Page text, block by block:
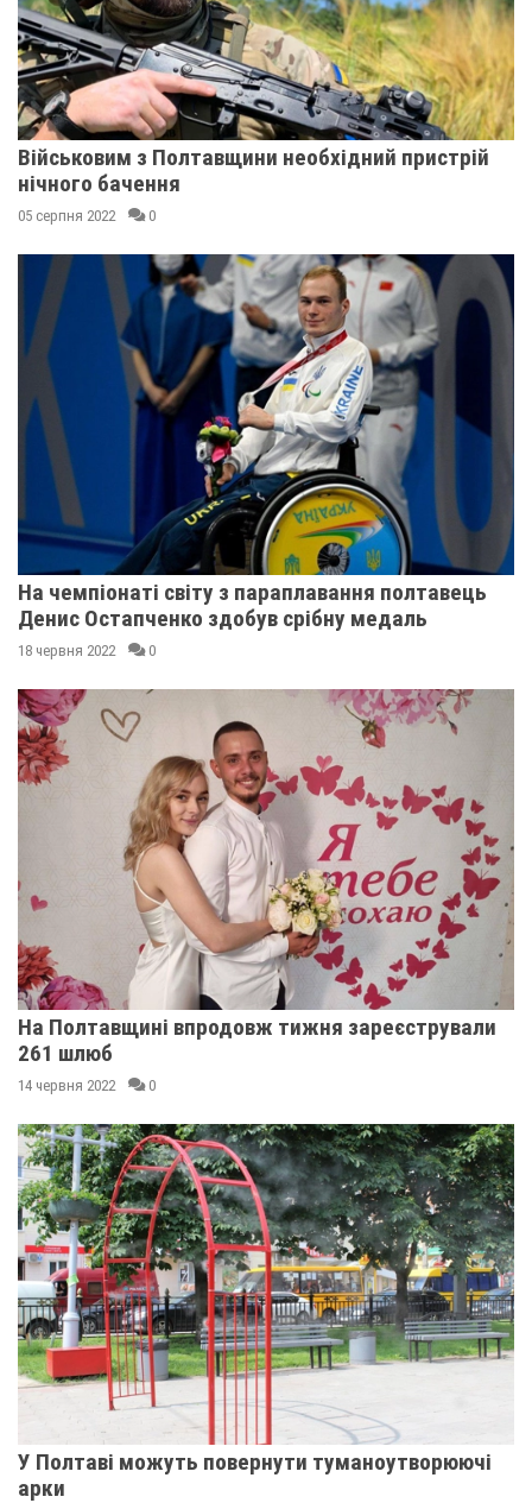
Військовим з Полтавщини необхідний пристрій
нічного бачення
05 серпня 2022 0
На чемпіонаті світу з параплавання полтавець
Денис Остапченко здобув срібну медаль
18 червня 2022 0
На Полтавщині впродовж тижня зареєстрували
261 шлюб
14 червня 2022 0
У Полтаві можуть повернути туманоутворюючі
арки